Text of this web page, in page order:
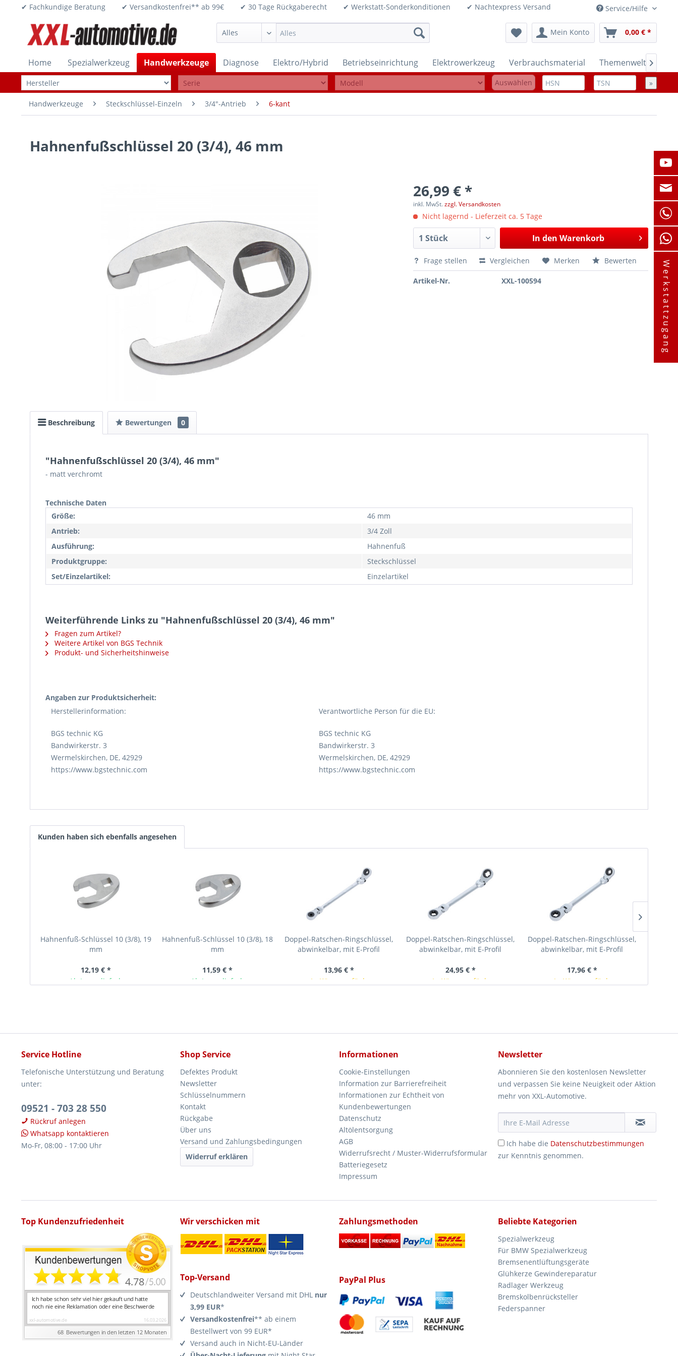
✔ Fachkundige Beratung ✔ Versandkostenfrei** ab 99€ ✔ 30 Tage Rückgaberecht ✔ Werkstatt-Sonderkonditionen ✔ Nachtexpress Versand Service/Hilfe
Mein Konto 0,00 € *
Home Spezialwerkzeug Handwerkzeuge Diagnose Elektro/Hybrid Betriebseinrichtung Elektrowerkzeug Verbrauchsmaterial Themenwelten

Auswählen »
Handwerkzeuge Steckschlüssel-Einzeln 3/4"-Antrieb 6-kant
Hahnenfußschlüssel 20 (3/4), 46 mm
26,99 € *
inkl. MwSt.zzgl. Versandkosten
Nicht lagernd - Lieferzeit ca. 5 Tage
In den Warenkorb
Frage stellen Vergleichen Merken Bewerten
Artikel-Nr. XXL-100594
Beschreibung Bewertungen 0
"Hahnenfußschlüssel 20 (3/4), 46 mm"
- matt verchromt
Technische Daten
Größe:
46 mm
Antrieb:
3/4 Zoll
Ausführung:
Hahnenfuß
Produktgruppe:
Steckschlüssel
Set/Einzelartikel:
Einzelartikel
Weiterführende Links zu "Hahnenfußschlüssel 20 (3/4), 46 mm"
Fragen zum Artikel?
Weitere Artikel von BGS Technik
Produkt- und Sicherheitshinweise
Angaben zur Produktsicherheit:
Herstellerinformation:
BGS technic KG
Bandwirkerstr. 3
Wermelskirchen, DE, 42929
https://www.bgstechnic.com
Verantwortliche Person für die EU:
BGS technic KG
Bandwirkerstr. 3
Wermelskirchen, DE, 42929
https://www.bgstechnic.com
Kunden haben sich ebenfalls angesehen
Hahnenfuß-Schlüssel 10 (3/8), 19
mm
12,19 € *
Ab Lager lieferbar
Hahnenfuß-Schlüssel 10 (3/8), 18
mm
11,59 € *
Ab Lager lieferbar
Doppel-Ratschen-Ringschlüssel,
abwinkelbar, mit E-Profil
13,96 € *
In Kürze verfügbar
Doppel-Ratschen-Ringschlüssel,
abwinkelbar, mit E-Profil
24,95 € *
In Kürze verfügbar
Doppel-Ratschen-Ringschlüssel,
abwinkelbar, mit E-Profil
17,96 € *
In Kürze verfügbar
Service Hotline
Telefonische Unterstützung und Beratung
unter:
09521 - 703 28 550
Rückruf anlegen
Whatsapp kontaktieren
Mo-Fr, 08:00 - 17:00 Uhr
Shop Service
Defektes Produkt
Newsletter
Schlüsselnummern
Kontakt
Rückgabe
Über uns
Versand und Zahlungsbedingungen
Widerruf erklären
Informationen
Cookie-Einstellungen
Information zur Barrierefreiheit
Informationen zur Echtheit von
Kundenbewertungen
Datenschutz
Altölentsorgung
AGB
Widerrufsrecht / Muster-Widerrufsformular
Batteriegesetz
Impressum
Newsletter
Abonnieren Sie den kostenlosen Newsletter
und verpassen Sie keine Neuigkeit oder Aktion
mehr von XXL-Automotive.
Ich habe die Datenschutzbestimmungen
zur Kenntnis genommen.
Top Kundenzufriedenheit Wir verschicken mit
Top-Versand
Deutschlandweiter Versand mit DHL nur
3,99 EUR*
Versandkostenfrei** ab einem
Bestellwert von 99 EUR*
Versand auch in Nicht-EU-Länder
Zahlungsmethoden
PayPal Plus
Beliebte Kategorien
Spezialwerkzeug
Für BMW Spezialwerkzeug
Bremsenentlüftungsgeräte
Glühkerze Gewindereparatur
Radlager Werkzeug
Bremskolbenrücksteller
Federspanner
Werkstattzugang